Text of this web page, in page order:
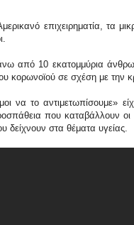
επιχειρηματία, τα
από 10 εκατομμύρια
κορωνοϊού σε σχέση με την
να το αντιμετωπίσουμε»
που καταβάλλουν
δείχνουν στα θέματα υγείας.